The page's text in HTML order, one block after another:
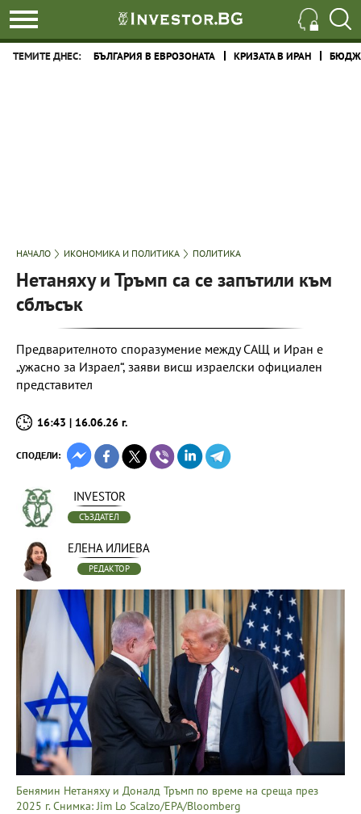
ТЕМИТЕ ДНЕС: БЪЛГАРИЯ В ЕВРОЗОНАТА КРИЗАТА В ИРАН
НАЧАЛО ИКОНОМИКА И ПОЛИТИКА ПОЛИТИКА
Нетаняху и Тръмп са се запътили към
сблъсък
Предварителното споразумение между САЩ и Иран е
„ужасно за Израел“, заяви висш израелски официален
представител
16:43 | 16.06.26 г.
СПОДЕЛИ:
INVESTOR
СЪЗДАТЕЛ
ЕЛЕНА ИЛИЕВА
РЕДАКТОР
Бенямин Нетаняху и Доналд Тръмп по време на среща през
2025 г. Снимка: Jim Lo Scalzo/EPA/Bloomberg